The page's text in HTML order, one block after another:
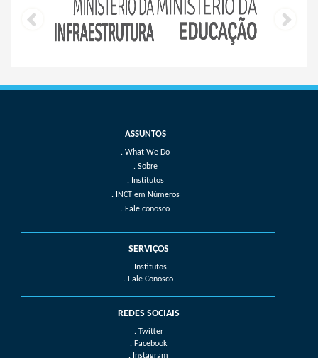
What We Do
Sobre
Institutos
INCT em Números
Fale conosco
SERVIÇOS
. Institutos
. Fale Conosco
REDES SOCIAIS
. Twitter
. Facebook
. Instagram